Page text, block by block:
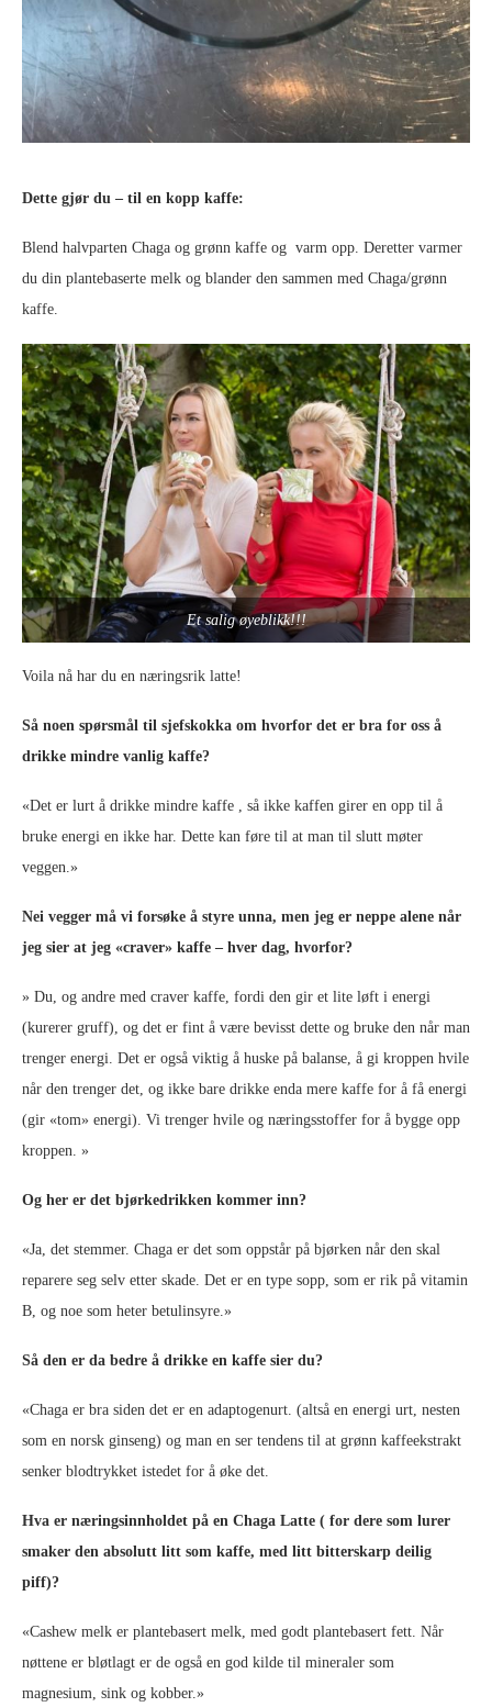
Dette gjør du – til en kopp kaffe:
Blend halvparten Chaga og grønn kaffe og varm opp. Deretter varmer
du din plantebaserte melk og blander den sammen med Chaga/grønn
kaffe.
Et salig øyeblikk!!!
Voila nå har du en næringsrik latte!
Så noen spørsmål til sjefskokka om hvorfor det er bra for oss å
drikke mindre vanlig kaffe?
«Det er lurt å drikke mindre kaffe , så ikke kaffen girer en opp til å
bruke energi en ikke har. Dette kan føre til at man til slutt møter
veggen.»
Nei vegger må vi forsøke å styre unna, men jeg er neppe alene når
jeg sier at jeg «craver» kaffe – hver dag, hvorfor?
» Du, og andre med craver kaffe, fordi den gir et lite løft i energi
(kurerer gruff), og det er fint å være bevisst dette og bruke den når man
trenger energi. Det er også viktig å huske på balanse, å gi kroppen hvile
når den trenger det, og ikke bare drikke enda mere kaffe for å få energi
(gir «tom» energi). Vi trenger hvile og næringsstoffer for å bygge opp
kroppen. »
Og her er det bjørkedrikken kommer inn?
«Ja, det stemmer. Chaga er det som oppstår på bjørken når den skal
reparere seg selv etter skade. Det er en type sopp, som er rik på vitamin
B, og noe som heter betulinsyre.»
Så den er da bedre å drikke en kaffe sier du?
«Chaga er bra siden det er en adaptogenurt. (altså en energi urt, nesten
som en norsk ginseng) og man en ser tendens til at grønn kaffeekstrakt
senker blodtrykket istedet for å øke det.
Hva er næringsinnholdet på en Chaga Latte ( for dere som lurer
smaker den absolutt litt som kaffe, med litt bitterskarp deilig
piff)?
«Cashew melk er plantebasert melk, med godt plantebasert fett. Når
nøttene er bløtlagt er de også en god kilde til mineraler som
magnesium, sink og kobber.»